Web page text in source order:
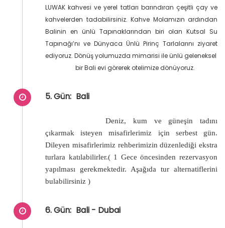
LUWAK kahvesi ve yerel tatları barındıran çeşitli çay ve
kahvelerden tadabilirsiniz. Kahve Molamızın ardından
Balinin en ünlü Tapınaklarından biri olan Kutsal Su
Tapınağı’nı ve Dünyaca Ünlü Pirinç Tarlalarını ziyaret
ediyoruz. Dönüş yolumuzda mimarisi ile ünlü geleneksel
bir Bali evi görerek otelimize dönüyoruz.
5. Gün: Bali
Deniz, kum ve güneşin tadını
çıkarmak isteyen misafirlerimiz için serbest gün.
Dileyen misafirlerimiz rehberimizin düzenlediği ekstra
turlara katılabilirler.( 1 Gece öncesinden rezervasyon
yapılması gerekmektedir. Aşağıda tur alternatiflerini
bulabilirsiniz )
6. Gün: Bali - Dubai